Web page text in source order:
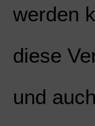
werden
diese
und